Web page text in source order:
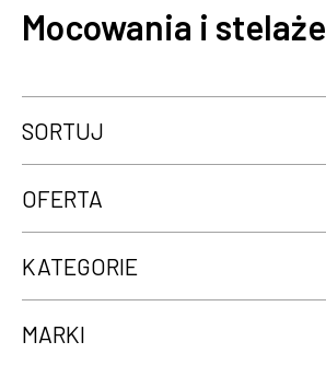
Mocowania i stelaże
SORTUJ
OFERTA
KATEGORIE
MARKI